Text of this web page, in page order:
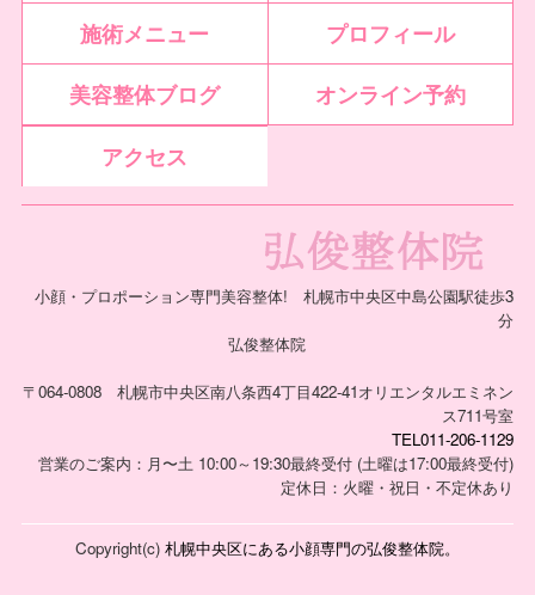
施術メニュー
プロフィール
美容整体ブログ
オンライン予約
アクセス
小顔・プロポーション専門美容整体! 札幌市中央区中島公園駅徒歩3
分
弘俊整体院
〒064-0808 札幌市中央区南八条西4丁目422-41オリエンタルエミネン
ス711号室
TEL011-206-1129
営業のご案内：月〜土 10:00～19:30最終受付 (土曜は17:00最終受付)
定休日：火曜・祝日・不定休あり
Copyright(c) 札幌中央区にある小顔専門の弘俊整体院。